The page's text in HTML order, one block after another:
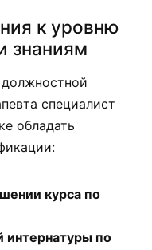
к уровню
знаниям
специалист
обладать
курса по
интернатуры по